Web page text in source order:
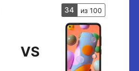
VS
34 из 100